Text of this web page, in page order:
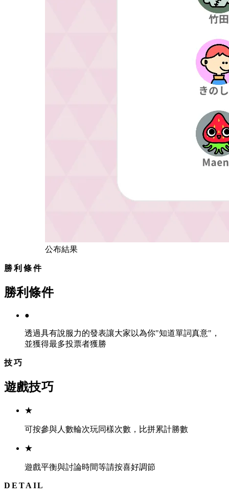
公布結果
勝利條件
勝利條件
●
透過具有說服力的發表讓大家以為你"知道單詞真意"，
並獲得最多投票者獲勝
技巧
遊戲技巧
★
可按參與人數輪次玩同樣次數，比拼累計勝數
★
遊戲平衡與討論時間等請按喜好調節
DETAIL